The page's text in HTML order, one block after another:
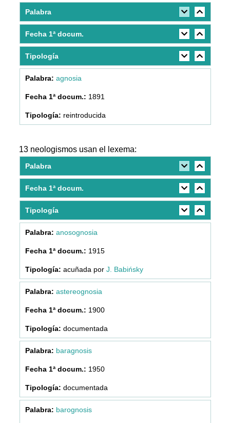
Palabra
Fecha 1ª docum.
Tipología
agnosia
1891
reintroducida
13 neologismos usan el lexema:
Palabra
Fecha 1ª docum.
Tipología
anosognosia
1915
acuñada por J. Babińsky
astereognosia
1900
documentada
baragnosis
1950
documentada
barognosis